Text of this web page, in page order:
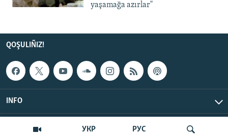
УКР РУС
yaşamağa azırlar"
QOŞULIÑIZ!
INFO
© Qırım.Aqiqat, 2026 | All Rights Reserved.